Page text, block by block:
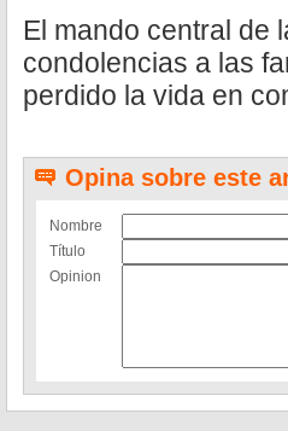
El mando central de
condolencias a las
perdido la vida en
Opina sobre este
Nombre
Título
Opinion